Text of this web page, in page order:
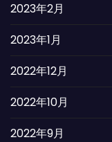
2023年2月
2023年1月
2022年12月
2022年10月
2022年9月